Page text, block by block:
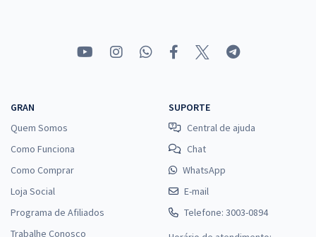
GRAN
Quem Somos
Como Funciona
Como Comprar
Loja Social
Programa de Afiliados
Trabalhe Conosco
SUPORTE
Central de ajuda
Chat
WhatsApp
E-mail
Telefone: 3003-0894